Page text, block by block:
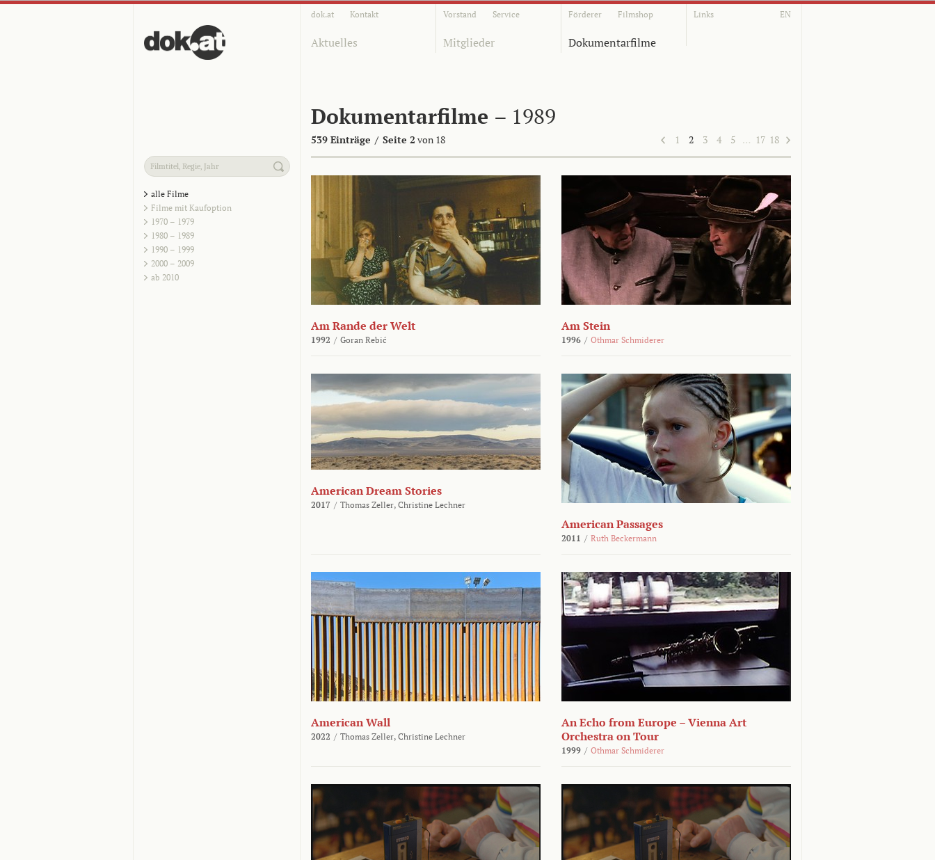
dok.at Kontakt Vorstand Service Förderer Filmshop Links EN
Aktuelles Mitglieder Dokumentarfilme
Dokumentarfilme – 1989
539 Einträge / Seite 2 von 18 1 2 3 4 5 … 17 18
alle Filme
Filme mit Kaufoption
1970 – 1979
1980 – 1989
1990 – 1999
2000 – 2009
ab 2010
Am Rande der Welt
1992 / Goran Rebić
Am Stein
1996 / Othmar Schmiderer
American Dream Stories
2017 / Thomas Zeller, Christine Lechner
American Passages
2011 / Ruth Beckermann
American Wall
2022 / Thomas Zeller, Christine Lechner
An Echo from Europe – Vienna Art
Orchestra on Tour
1999 / Othmar Schmiderer